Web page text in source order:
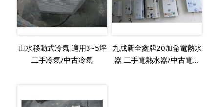
山水移動式冷氣 適用3~5坪
二手冷氣/中古冷氣
九成新全鑫牌20加侖電熱水
器 二手電熱水器/中古電熱